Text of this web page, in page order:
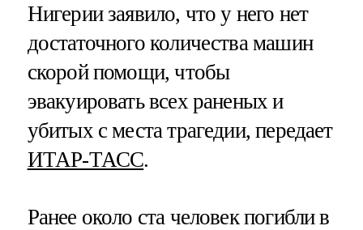
Нигерии заявило, что у него нет
достаточного количества машин
скорой помощи, чтобы
эвакуировать всех раненых и
убитых с места трагедии, передает
ИТАР-ТАСС.
Ранее около ста человек погибли в